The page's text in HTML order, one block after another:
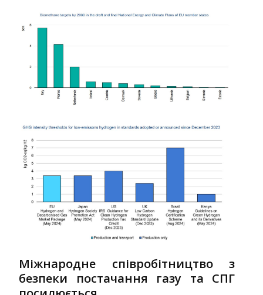
Міжнародне співробітництво з
безпеки постачання газу та СПГ